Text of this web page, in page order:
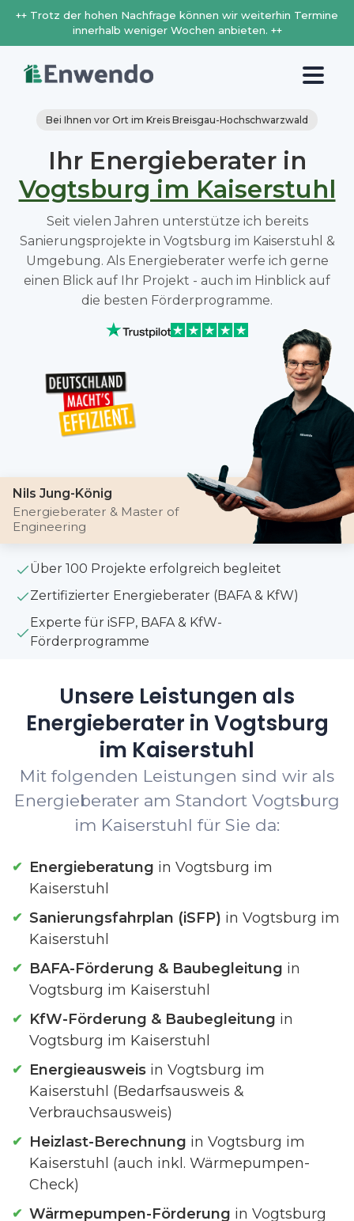
++ Trotz der hohen Nachfrage können wir weiterhin Termine
innerhalb weniger Wochen anbieten. ++
Bei Ihnen vor Ort im Kreis Breisgau-Hochschwarzwald
Ihr Energieberater in
Vogtsburg im Kaiserstuhl
Seit vielen Jahren unterstütze ich bereits
Sanierungsprojekte in Vogtsburg im Kaiserstuhl &
Umgebung. Als Energieberater werfe ich gerne
einen Blick auf Ihr Projekt - auch im Hinblick auf
die besten Förderprogramme.
Nils Jung-König
Energieberater & Master of
Engineering
Über 100 Projekte erfolgreich begleitet
Zertifizierter Energieberater (BAFA & KfW)
Experte für iSFP, BAFA & KfW-
Förderprogramme
Unsere Leistungen als
Energieberater in Vogtsburg
im Kaiserstuhl
Mit folgenden Leistungen sind wir als
Energieberater am Standort Vogtsburg
im Kaiserstuhl für Sie da:
Energieberatung in Vogtsburg im
Kaiserstuhl
Sanierungsfahrplan (iSFP) in Vogtsburg im
Kaiserstuhl
BAFA-Förderung & Baubegleitung in
Vogtsburg im Kaiserstuhl
KfW-Förderung & Baubegleitung in
Vogtsburg im Kaiserstuhl
Energieausweis in Vogtsburg im
Kaiserstuhl (Bedarfsausweis &
Verbrauchsausweis)
Heizlast-Berechnung in Vogtsburg im
Kaiserstuhl (auch inkl. Wärmepumpen-
Check)
Wärmepumpen-Förderung in Vogtsburg